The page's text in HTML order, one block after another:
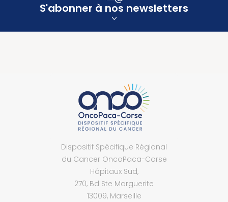
S'abonner à nos newsletters
Dispositif Spécifique Régional
du Cancer OncoPaca-Corse
Hôpitaux Sud,
270, Bd Ste Marguerite
13009, Marseille